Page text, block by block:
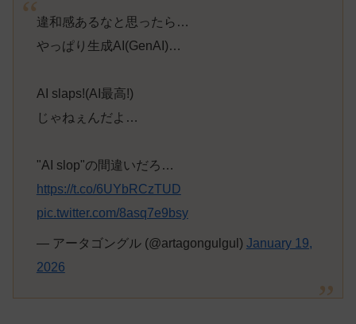
違和感あるなと思ったら…
やっぱり生成AI(GenAI)…
AI slaps!(AI最高!)
じゃねぇんだよ…
"AI slop"の間違いだろ…
https://t.co/6UYbRCzTUD
pic.twitter.com/8asq7e9bsy
— アータゴングル (@artagongulgul) January 19,
2026